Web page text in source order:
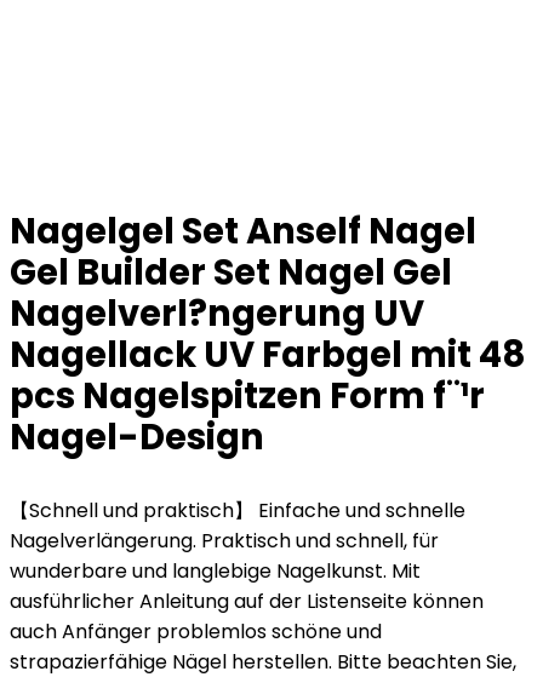
Nagelgel Set Anself Nagel
Gel Builder Set Nagel Gel
Nagelverl?ngerung UV
Nagellack UV Farbgel mit 48
pcs Nagelspitzen Form f¨¹r
Nagel-Design
【Schnell und praktisch】 Einfache und schnelle
Nagelverlängerung. Praktisch und schnell, für
wunderbare und langlebige Nagelkunst. Mit
ausführlicher Anleitung auf der Listenseite können
auch Anfänger problemlos schöne und
strapazierfähige Nägel herstellen. Bitte beachten Sie,